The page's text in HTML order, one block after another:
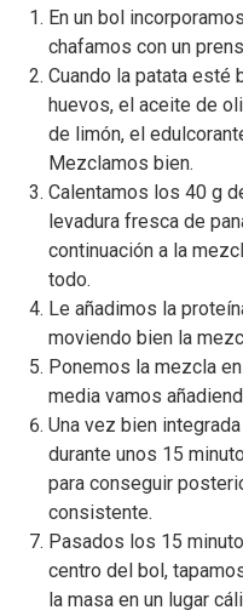
En un bol
chafamos con un
Cuando la patata esté
huevos, el aceite de
de limón, el
Mezclamos bien.
Calentamos los 40 g
levadura fresca de
continuación a la
todo.
Le añadimos la
moviendo bien la
Ponemos la mezcla
media vamos
Una vez bien
durante unos 15
para conseguir
consistente.
Pasados los 15
centro del bol,
la masa en un lugar